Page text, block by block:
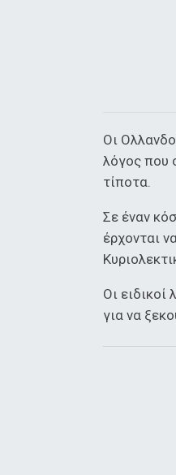
Οι
λόγος που
τίποτα.
Σε έναν
έρχονται
Οι
για να